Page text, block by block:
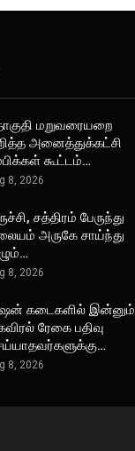
மறுவரையறை
அனைத்துக்கட்சி
கூட்டம்…
8, 2026
சத்திரம் பேருந்து
அருகே சாய்ந்து
8, 2026
கடைகளில் இன்னும்
ரேகை பதிவு
8, 2026